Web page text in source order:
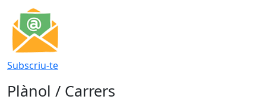
Subscriu-te
Plànol / Carrers